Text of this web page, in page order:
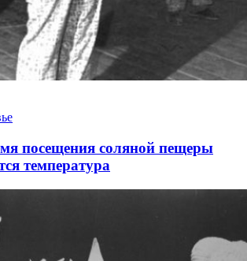
посещения соляной пещеры
температура